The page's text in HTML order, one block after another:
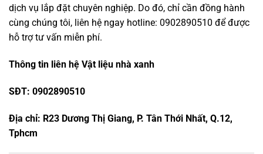
dịch vụ lắp đặt chuyên nghiệp. Do đó, chỉ cần đồng hành
cùng chúng tôi, liên hệ ngay hotline: 0902890510 để được
hỗ trợ tư vấn miễn phí.
Thông tin liên hệ Vật liệu nhà xanh
SĐT: 0902890510
Địa chỉ: R23 Dương Thị Giang, P. Tân Thới Nhất, Q.12,
Tphcm